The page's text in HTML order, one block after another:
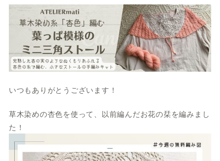
いつもありがとうございます！
草木染めの杏色を使って、以前編んだお花の栞を編みまし
た！